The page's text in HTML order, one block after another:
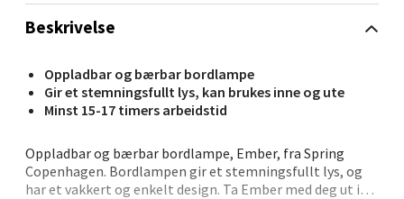
Beskrivelse
Oppladbar og bærbar bordlampe
Gir et stemningsfullt lys, kan brukes inne og ute
Minst 15-17 timers arbeidstid
Oppladbar og bærbar bordlampe, Ember, fra Spring
Copenhagen. Bordlampen gir et stemningsfullt lys, og
har et vakkert og enkelt design. Ta Ember med deg ut i
Bolagsgata 1, 8514 Narvik
0 i butikk